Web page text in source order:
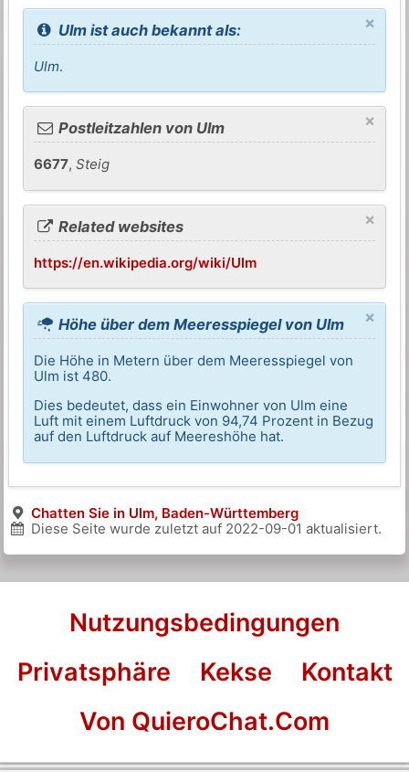
×
Ulm ist auch bekannt als:
Ulm.
×
Postleitzahlen von Ulm
6677,Steig
×
Related websites
https://en.wikipedia.org/wiki/Ulm
×
Höhe über dem Meeresspiegel von Ulm
Die Höhe in Metern über dem Meeresspiegel von
Ulm ist 480.
Dies bedeutet, dass ein Einwohner von Ulm eine
Luft mit einem Luftdruck von 94,74 Prozent in Bezug
auf den Luftdruck auf Meereshöhe hat.
Chatten Sie in Ulm, Baden-Württemberg
Diese Seite wurde zuletzt auf 2022-09-01 aktualisiert.
Nutzungsbedingungen
Privatsphäre
Kekse
Kontakt
Von QuieroChat.Com